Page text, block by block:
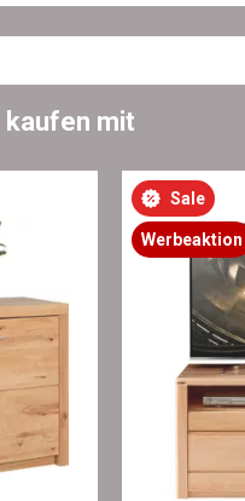
kaufen mit
Sale
Werbeaktion